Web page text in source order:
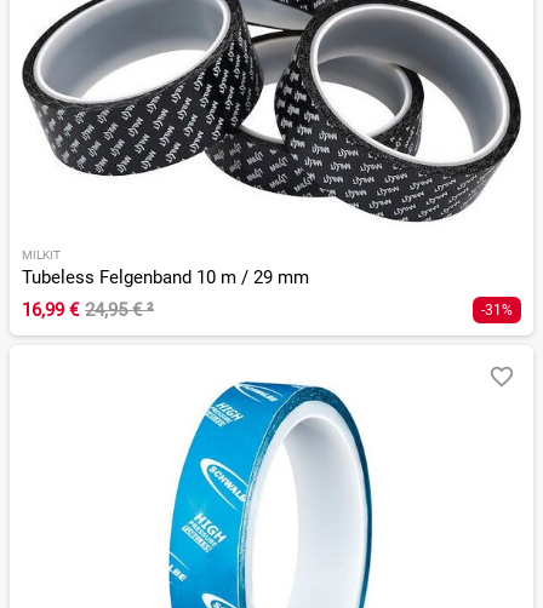
MILKIT
Tubeless Felgenband 10 m / 29 mm
16,99 € 24,95 €² -31%